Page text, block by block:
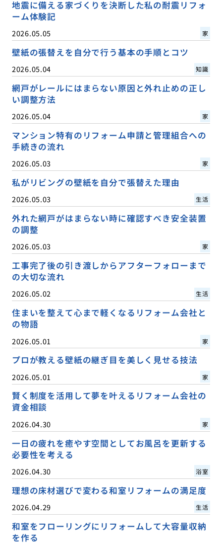
地震に備える家づくりを決断した私の耐震リフォ
ーム体験記
2026.05.05 家
壁紙の張替えを自分で行う基本の手順とコツ
2026.05.04 知識
網戸がレールにはまらない原因と外れ止めの正し
い調整方法
2026.05.04 家
マンション特有のリフォーム申請と管理組合への
手続きの流れ
2026.05.03 家
私がリビングの壁紙を自分で張替えた理由
2026.05.03 生活
外れた網戸がはまらない時に確認すべき安全装置
の調整
2026.05.03 家
工事完了後の引き渡しからアフターフォローまで
の大切な流れ
2026.05.02 生活
住まいを整えて心まで軽くなるリフォーム会社と
の物語
2026.05.01 家
プロが教える壁紙の継ぎ目を美しく見せる技法
2026.05.01 家
賢く制度を活用して夢を叶えるリフォーム会社の
資金相談
2026.04.30 家
一日の疲れを癒やす空間としてお風呂を更新する
必要性を考える
2026.04.30 浴室
理想の床材選びで変わる和室リフォームの満足度
2026.04.29 生活
和室をフローリングにリフォームして大容量収納
を作る